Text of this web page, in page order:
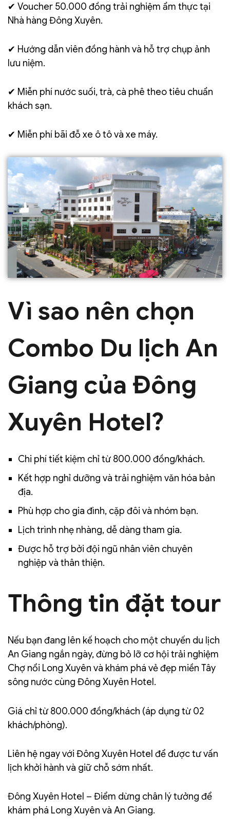
✔ Voucher 50.000 đồng trải nghiệm ẩm thực tại
Nhà hàng Đông Xuyên.
✔ Hướng dẫn viên đồng hành và hỗ trợ chụp ảnh
lưu niệm.
✔ Miễn phí nước suối, trà, cà phê theo tiêu chuẩn
khách sạn.
✔ Miễn phí bãi đỗ xe ô tô và xe máy.
Vì sao nên chọn
Combo Du lịch An
Giang của Đông
Xuyên Hotel?
Chi phí tiết kiệm chỉ từ 800.000 đồng/khách.
Kết hợp nghỉ dưỡng và trải nghiệm văn hóa bản
địa.
Phù hợp cho gia đình, cặp đôi và nhóm bạn.
Lịch trình nhẹ nhàng, dễ dàng tham gia.
Được hỗ trợ bởi đội ngũ nhân viên chuyên
nghiệp và thân thiện.
Thông tin đặt tour
Nếu bạn đang lên kế hoạch cho một chuyến du lịch
An Giang ngắn ngày, đừng bỏ lỡ cơ hội trải nghiệm
Chợ nổi Long Xuyên và khám phá vẻ đẹp miền Tây
sông nước cùng Đông Xuyên Hotel.
Giá chỉ từ 800.000 đồng/khách (áp dụng từ 02
khách/phòng).
Liên hệ ngay với Đông Xuyên Hotel để được tư vấn
lịch khởi hành và giữ chỗ sớm nhất.
Đông Xuyên Hotel – Điểm dừng chân lý tưởng để
khám phá Long Xuyên và An Giang.